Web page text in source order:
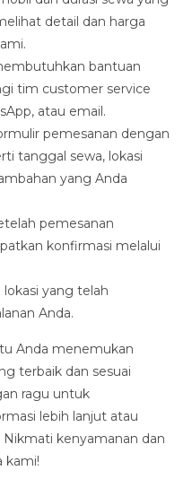
detail dan harga
bantuan
tim customer service
atau email.
pemesanan dengan
tanggal sewa, lokasi
yang Anda
pemesanan
konfirmasi melalui
yang telah
Anda.
Anda menemukan
terbaik dan sesuai
ragu untuk
lebih lanjut atau
kenyamanan dan
kami!